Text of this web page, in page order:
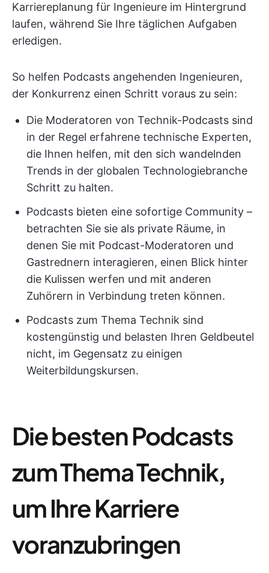
Karriereplanung für Ingenieure im Hintergrund
laufen, während Sie Ihre täglichen Aufgaben
erledigen.
So helfen Podcasts angehenden Ingenieuren,
der Konkurrenz einen Schritt voraus zu sein:
Die Moderatoren von Technik-Podcasts sind
in der Regel erfahrene technische Experten,
die Ihnen helfen, mit den sich wandelnden
Trends in der globalen Technologiebranche
Schritt zu halten.
Podcasts bieten eine sofortige Community –
betrachten Sie sie als private Räume, in
denen Sie mit Podcast-Moderatoren und
Gastrednern interagieren, einen Blick hinter
die Kulissen werfen und mit anderen
Zuhörern in Verbindung treten können.
Podcasts zum Thema Technik sind
kostengünstig und belasten Ihren Geldbeutel
nicht, im Gegensatz zu einigen
Weiterbildungskursen.
Die besten Podcasts
zum Thema Technik,
um Ihre Karriere
voranzubringen